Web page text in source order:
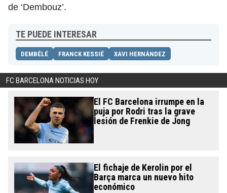
de ‘Dembouz’.
TE PUEDE INTERESAR
DEMBÉLÉ FRANCK KESSIÉ XAVI HERNÁNDEZ
FC BARCELONA NOTICIAS HOY
El FC Barcelona irrumpe en la
puja por Rodri tras la grave
lesión de Frenkie de Jong
El fichaje de Kerolin por el
Barça marca un nuevo hito
económico